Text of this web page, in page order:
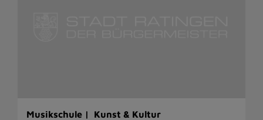
Musikschule | Kunst & Kultur